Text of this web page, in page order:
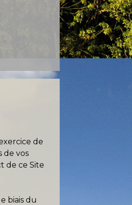
de
de vos
de ce Site
biais du